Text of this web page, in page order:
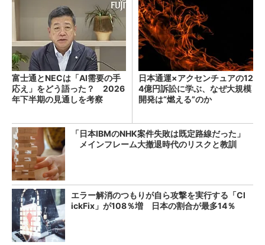
富士通とNECは「AI需要の手
応え」をどう語った？ 2026
年下半期の見通しを考察
日本通運×アクセンチュアの12
4億円訴訟に学ぶ、なぜ大規模
開発は“燃える”のか
「日本IBMのNHK案件失敗は既定路線だった」
メインフレーム大撤退時代のリスクと教訓
エラー解消のつもりが自ら攻撃を実行する「Cl
ickFix」が108％増 日本の割合が最多14％